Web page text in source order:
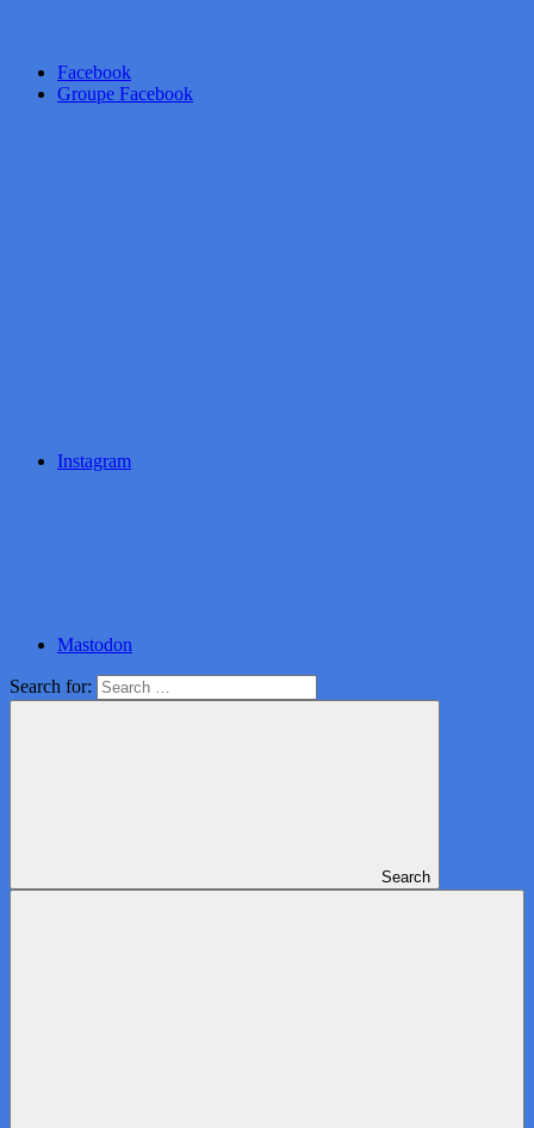
Facebook
Groupe Facebook
Instagram
Mastodon
Search for:
Search